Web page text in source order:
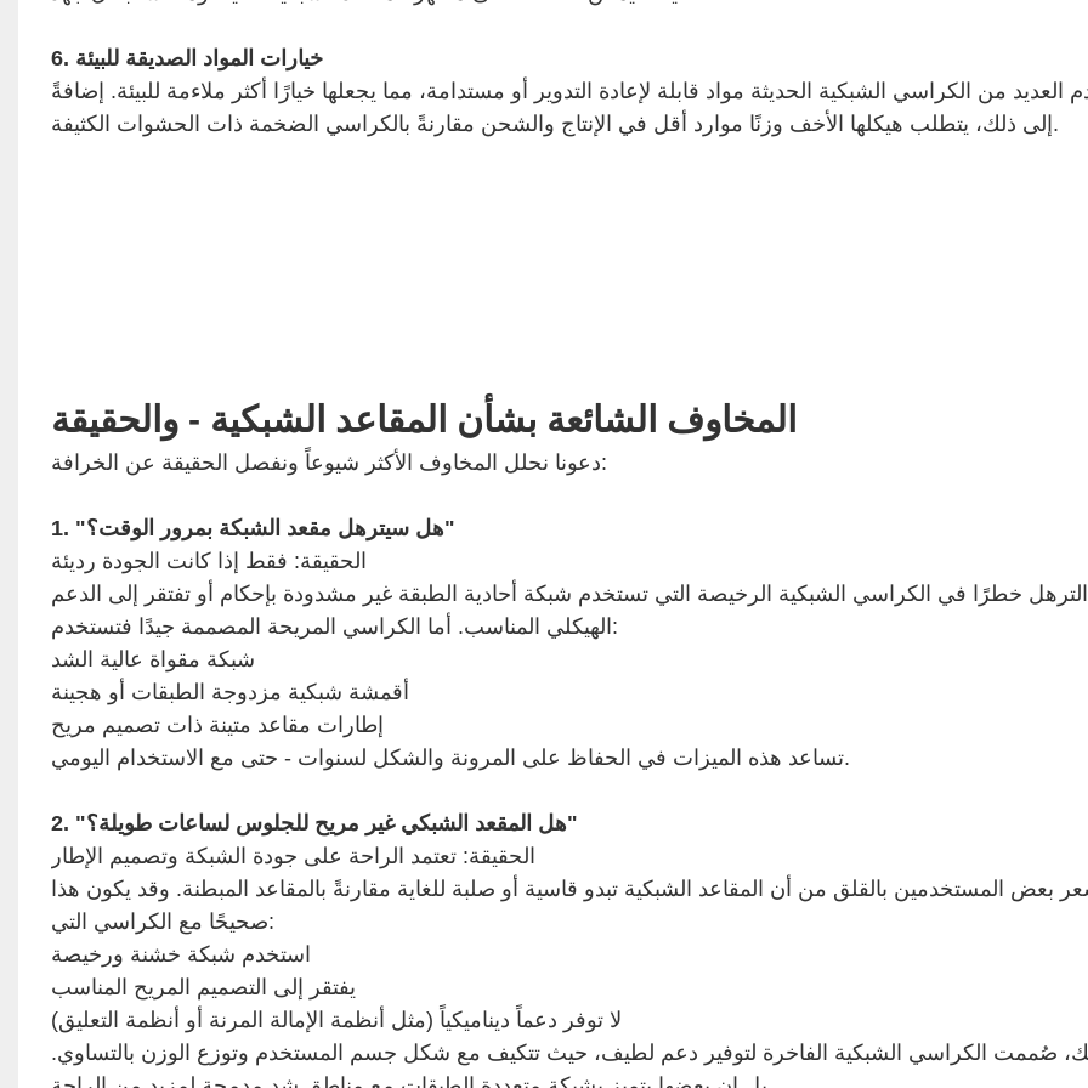
6. خيارات المواد الصديقة للبيئة
العديد من الكراسي الشبكية الحديثة مواد قابلة لإعادة التدوير أو مستدامة، مما يجعلها خيارًا أكثر ملاءمة للبيئة. إضافةً
إلى ذلك، يتطلب هيكلها الأخف وزنًا موارد أقل في الإنتاج والشحن مقارنةً بالكراسي الضخمة ذات الحشوات الكثيفة.
المخاوف الشائعة بشأن المقاعد الشبكية - والحقيقة
دعونا نحلل المخاوف الأكثر شيوعاً ونفصل الحقيقة عن الخرافة:
1. "هل سيترهل مقعد الشبكة بمرور الوقت؟"
الحقيقة: فقط إذا كانت الجودة رديئة
خطرًا في الكراسي الشبكية الرخيصة التي تستخدم شبكة أحادية الطبقة غير مشدودة بإحكام أو تفتقر إلى الدعم
الهيكلي المناسب. أما الكراسي المريحة المصممة جيدًا فتستخدم:
شبكة مقواة عالية الشد
أقمشة شبكية مزدوجة الطبقات أو هجينة
إطارات مقاعد متينة ذات تصميم مريح
تساعد هذه الميزات في الحفاظ على المرونة والشكل لسنوات - حتى مع الاستخدام اليومي.
2. "هل المقعد الشبكي غير مريح للجلوس لساعات طويلة؟"
الحقيقة: تعتمد الراحة على جودة الشبكة وتصميم الإطار
بعض المستخدمين بالقلق من أن المقاعد الشبكية تبدو قاسية أو صلبة للغاية مقارنةً بالمقاعد المبطنة. وقد يكون هذا
صحيحًا مع الكراسي التي:
استخدم شبكة خشنة ورخيصة
يفتقر إلى التصميم المريح المناسب
لا توفر دعماً ديناميكياً (مثل أنظمة الإمالة المرنة أو أنظمة التعليق)
صُممت الكراسي الشبكية الفاخرة لتوفير دعم لطيف، حيث تتكيف مع شكل جسم المستخدم وتوزع الوزن بالتساوي.